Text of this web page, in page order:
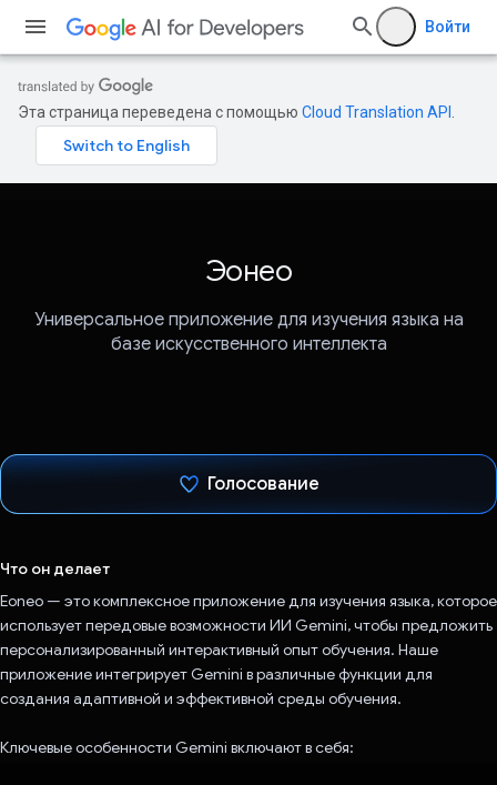
Войти
Эта страница переведена с помощью Cloud Translation API
Эонео
Универсальное приложение для изучения языка на
базе искусственного интеллекта
Голосование
Что он делает
Eoneo — это комплексное приложение для изучения языка, которое
использует передовые возможности ИИ Gemini, чтобы предложить
персонализированный интерактивный опыт обучения. Наше
приложение интегрирует Gemini в различные функции для
создания адаптивной и эффективной среды обучения.
Ключевые особенности Gemini включают в себя: